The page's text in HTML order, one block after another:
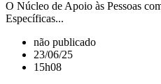
O Núcleo de Apoio às Pessoas
Específicas...
não publicado
23/06/25
15h08